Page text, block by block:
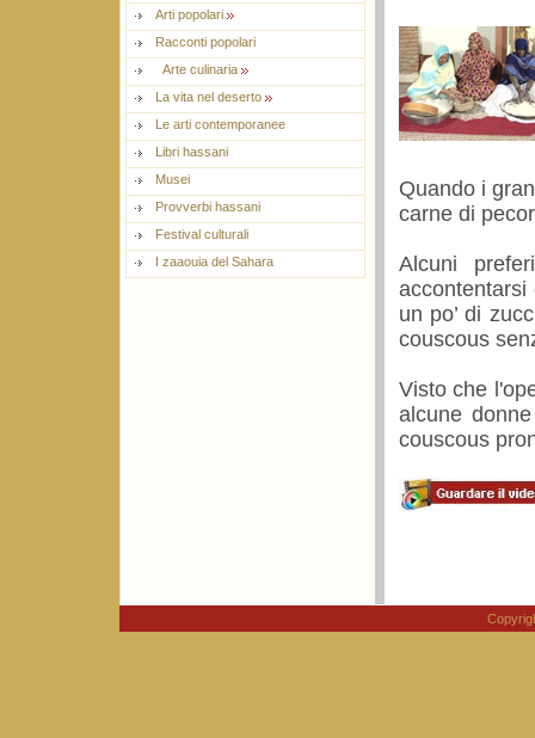
Arti popolari
Racconti popolari
Arte culinaria
La vita nel deserto
Le arti contemporanee
Libri hassani
Musei
Provverbi hassani
Festival culturali
I zaaouia del Sahara
Quando i
carne di
Alcuni
un po’ di
couscous
Visto che
alcune
couscous